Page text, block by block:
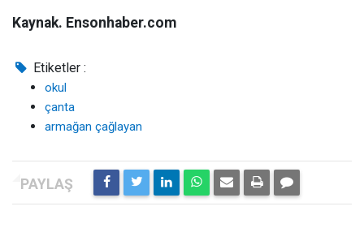
Kaynak. Ensonhaber.com
Etiketler :
okul
çanta
armağan çağlayan